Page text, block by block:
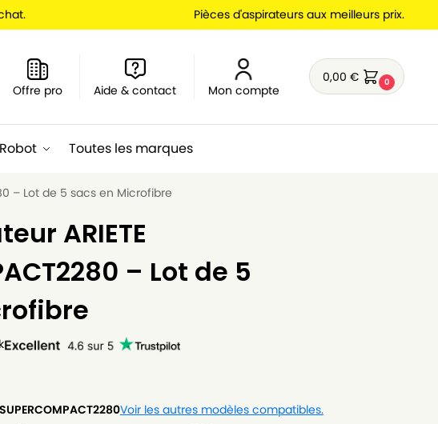
Pièces d'aspirateurs aux meilleurs prix.
Offre pro Aide & contact Mon compte
0,00€ 0
Toutes les marques
– Lot de 5 sacs en Microfibre
ARIETE
– Lot de 5
Voir les autres modèles compatibles.